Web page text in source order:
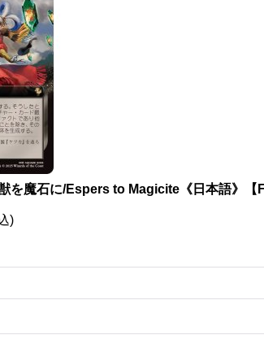
を魔石に/Espers to Magicite《日本語》【
)